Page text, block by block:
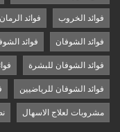
فوائد الخروب فوائد
فوائد الشوفان فوائد
فوائد الشوفان للبشرة
فوائد الشوفان للرياضيين
مشروبات لعلاج الاسهال